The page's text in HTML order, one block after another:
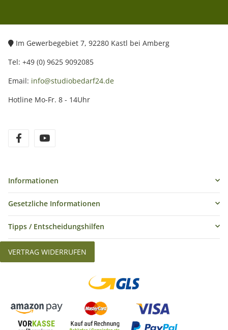
Im Gewerbegebiet 7, 92280 Kastl bei Amberg
Tel: +49 (0) 9625 9092085
Email: info@studiobedarf24.de
Hotline Mo-Fr. 8 - 14Uhr
Informationen
Gesetzliche Informationen
Tipps / Entscheidungshilfen
VERTRAG WIDERRUFEN